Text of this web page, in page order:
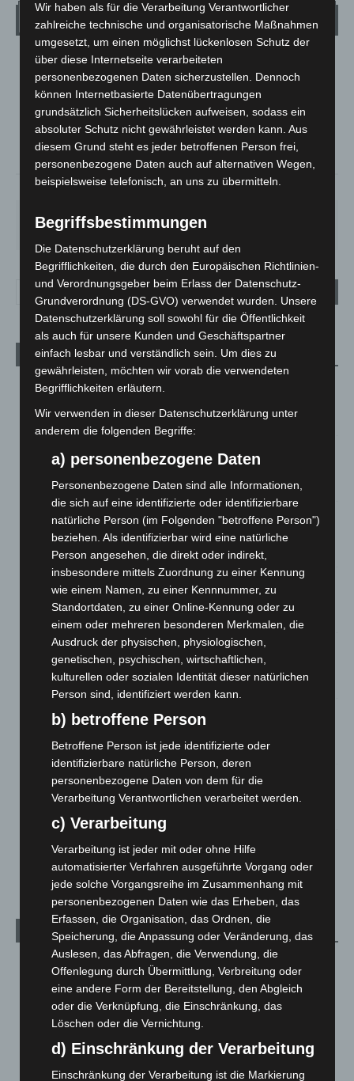
Wetter
LANGENHAGEN
Klarer Himmel
20.9°C 21.6°
20.5°
51% 1.8m/s 2%
21° 34° 29°
Aktuelle Beiträge
Kunst trifft Weingenuss: Barbara-Susann Mehring zeigt ihre
8. August 2026
A2: Zweite Turbobaustelle startet zwischen Hannover-West
und Bothfeld
8. August 2026
Niedersachsen: Feuerwehrkräfte kehren nach
Waldbrandeinsatz aus Spanien zurück
7. August 2026
Hannover: Erste Tigermücken-Population in Niedersachsen
Brand im „Haus der Begegnung“ in Neuwarmbüchen schnell
eingedämmt
6. August 2026
Region Hannover: 21 neue Notfallsanitäter starten beim
Roten Kreuz
5. August 2026
Mann läuft mit Hockeyschläger über A7 – Polizei sucht
Zeugen
Celle: Mensch stirbt bei Bagger-Unfall auf Baustelle
5. August 2026
Kategorien
Blaulicht
Corona-News
Hannover und Region
Leserbriefe
Wir haben als für die Verarbeitung Verantwortlicher
zahlreiche technische und organisatorische Maßnahmen
umgesetzt, um einen möglichst lückenlosen Schutz der
über diese Internetseite verarbeiteten
personenbezogenen Daten sicherzustellen. Dennoch
können Internetbasierte Datenübertragungen
grundsätzlich Sicherheitslücken aufweisen, sodass ein
absoluter Schutz nicht gewährleistet werden kann. Aus
diesem Grund steht es jeder betroffenen Person frei,
personenbezogene Daten auch auf alternativen Wegen,
beispielsweise telefonisch, an uns zu übermitteln.
Begriffsbestimmungen
Die Datenschutzerklärung beruht auf den
Begrifflichkeiten, die durch den Europäischen Richtlinien-
und Verordnungsgeber beim Erlass der Datenschutz-
Grundverordnung (DS-GVO) verwendet wurden. Unsere
Datenschutzerklärung soll sowohl für die Öffentlichkeit
als auch für unsere Kunden und Geschäftspartner
einfach lesbar und verständlich sein. Um dies zu
gewährleisten, möchten wir vorab die verwendeten
Begrifflichkeiten erläutern.
Wir verwenden in dieser Datenschutzerklärung unter
anderem die folgenden Begriffe:
a) personenbezogene Daten
Personenbezogene Daten sind alle Informationen,
die sich auf eine identifizierte oder identifizierbare
natürliche Person (im Folgenden "betroffene Person")
beziehen. Als identifizierbar wird eine natürliche
Person angesehen, die direkt oder indirekt,
insbesondere mittels Zuordnung zu einer Kennung
wie einem Namen, zu einer Kennnummer, zu
Standortdaten, zu einer Online-Kennung oder zu
einem oder mehreren besonderen Merkmalen, die
Ausdruck der physischen, physiologischen,
genetischen, psychischen, wirtschaftlichen,
kulturellen oder sozialen Identität dieser natürlichen
Person sind, identifiziert werden kann.
b) betroffene Person
Betroffene Person ist jede identifizierte oder
identifizierbare natürliche Person, deren
personenbezogene Daten von dem für die
Verarbeitung Verantwortlichen verarbeitet werden.
c) Verarbeitung
Verarbeitung ist jeder mit oder ohne Hilfe
automatisierter Verfahren ausgeführte Vorgang oder
jede solche Vorgangsreihe im Zusammenhang mit
personenbezogenen Daten wie das Erheben, das
Erfassen, die Organisation, das Ordnen, die
Speicherung, die Anpassung oder Veränderung, das
Auslesen, das Abfragen, die Verwendung, die
Offenlegung durch Übermittlung, Verbreitung oder
eine andere Form der Bereitstellung, den Abgleich
oder die Verknüpfung, die Einschränkung, das
Löschen oder die Vernichtung.
d) Einschränkung der Verarbeitung
Einschränkung der Verarbeitung ist die Markierung